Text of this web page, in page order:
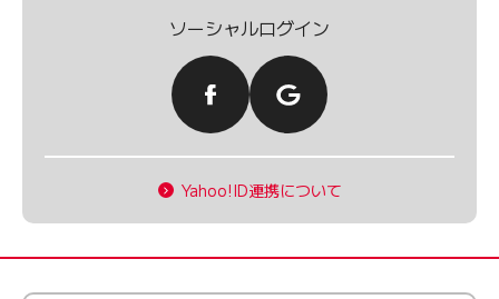
ソーシャルログイン
Yahoo!ID連携について